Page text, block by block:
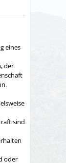
eines
der
sind
oder